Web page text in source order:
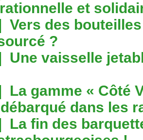
et
Vers des
?
Une vaisselle
La gamme « Côté
dans les
La fin des